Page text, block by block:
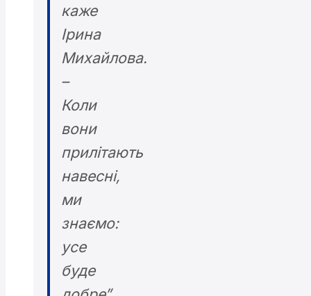
каже
Ірина
Михайлова.
–
Коли
вони
прилітають
навесні,
ми
знаємо:
усе
буде